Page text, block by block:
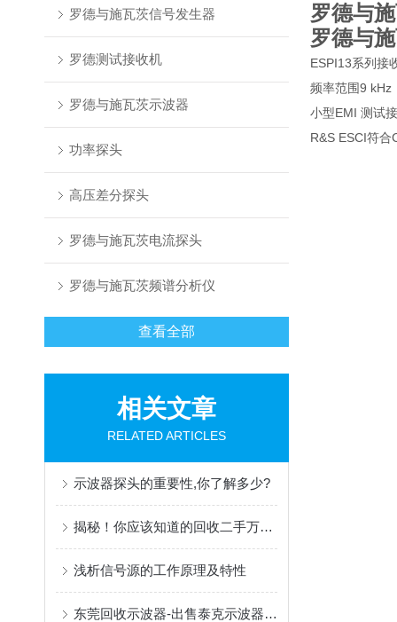
罗德与施瓦茨信号发生器
罗德测试接收机
罗德与施瓦茨示波器
功率探头
高压差分探头
罗德与施瓦茨电流探头
罗德与施瓦茨频谱分析仪
查看全部
相关文章
RELATED ARTICLES
示波器探头的重要性,你了解多少?
揭秘！你应该知道的回收二手万用表攻略
浅析信号源的工作原理及特性
东莞回收示波器-出售泰克示波器TDS2001C,TDS2000C示波器
罗德与
罗德与
ESPI13系列接
频率范围9 kHz
小型EMI 测试
R&S ESCI符